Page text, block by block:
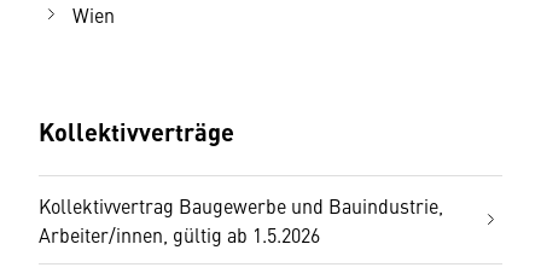
Wien
Kollektivverträge
Kollektivvertrag Baugewerbe und Bauindustrie,
Arbeiter/innen, gültig ab 1.5.2026